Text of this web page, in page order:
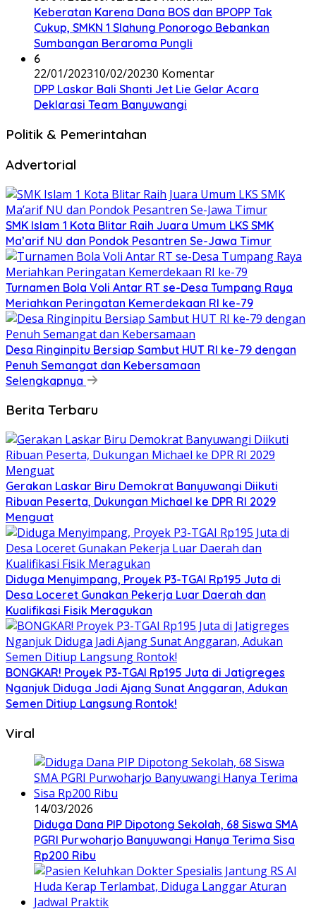
Keberatan Karena Dana BOS dan BPOPP Tak
Cukup, SMKN 1 Slahung Ponorogo Bebankan
Sumbangan Beraroma Pungli
6
22/01/202310/02/20230 Komentar
DPP Laskar Bali Shanti Jet Lie Gelar Acara
Deklarasi Team Banyuwangi
Politik & Pemerintahan
Advertorial
SMK Islam 1 Kota Blitar Raih Juara Umum LKS SMK
Ma’arif NU dan Pondok Pesantren Se-Jawa Timur
Turnamen Bola Voli Antar RT se-Desa Tumpang Raya
Meriahkan Peringatan Kemerdekaan RI ke-79
Desa Ringinpitu Bersiap Sambut HUT RI ke-79 dengan
Penuh Semangat dan Kebersamaan
Selengkapnya
Berita Terbaru
Gerakan Laskar Biru Demokrat Banyuwangi Diikuti
Ribuan Peserta, Dukungan Michael ke DPR RI 2029
Menguat
Diduga Menyimpang, Proyek P3-TGAI Rp195 Juta di
Desa Loceret Gunakan Pekerja Luar Daerah dan
Kualifikasi Fisik Meragukan
BONGKAR! Proyek P3-TGAI Rp195 Juta di Jatigreges
Nganjuk Diduga Jadi Ajang Sunat Anggaran, Adukan
Semen Ditiup Langsung Rontok!
Viral
14/03/2026
Diduga Dana PIP Dipotong Sekolah, 68 Siswa SMA
PGRI Purwoharjo Banyuwangi Hanya Terima Sisa
Rp200 Ribu